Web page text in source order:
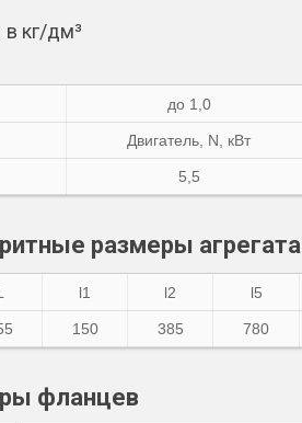
кг/дм³
до 1,0
Двигатель, N , кВт
5,5
размеры агрегата
l1 l2 l5
150 385 780
фланцев